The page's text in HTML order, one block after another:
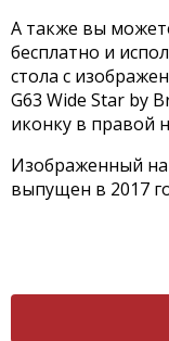
А также вы
бесплатно и
стола с
G63 Wide Star by
иконку в правой
Изображенный
выпущен в 2017